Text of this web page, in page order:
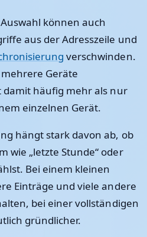
können auch
aus der Adresszeile und
verschwinden.
Geräte
damit häufig mehr als nur
einzelnen Gerät.
hängt stark davon ab, ob
wie „letzte Stunde“ oder
Bei einem kleinen
Einträge und viele andere
bei einer vollständigen
gründlicher.